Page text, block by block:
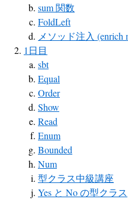
sum 関数
FoldLeft
メソッド注入 (enrich
1日目
sbt
Equal
Order
Show
Read
Enum
Bounded
Num
型クラス中級講座
Yes と No の型クラス